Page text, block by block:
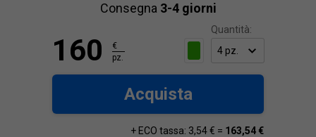
Consegna 3-4 giorni
Quantità:
160
€
pz.
Acquista
+ ECO tassa: 3,54 € = 163,54 €